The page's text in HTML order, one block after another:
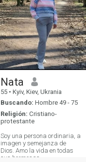
Nata
55 • Kyiv, Kiev, Ukrania
Buscando: Hombre 49 - 75
Religión: Cristiano-
protestante
Soy una persona ordinaria, a
imagen y semejanza de
Dios. Amo la vida en todas
sus hermosas